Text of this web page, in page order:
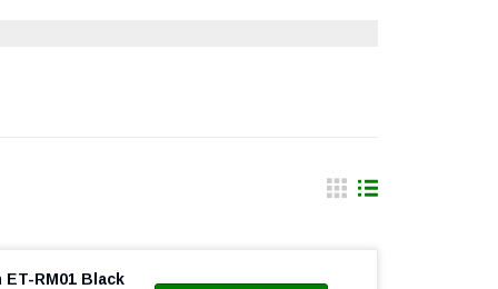
RM01 Black